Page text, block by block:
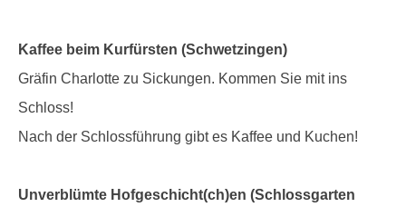
Kaffee beim Kurfürsten (Schwetzingen)
Gräfin Charlotte zu Sickungen. Kommen Sie mit ins
Schloss!
Nach der Schlossführung gibt es Kaffee und Kuchen!
Unverblümte Hofgeschicht(ch)en (Schlossgarten